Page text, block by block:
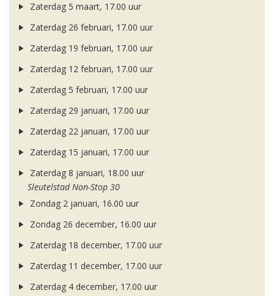
Zaterdag 5 maart, 17.00 uur
Zaterdag 26 februari, 17.00 uur
Zaterdag 19 februari, 17.00 uur
Zaterdag 12 februari, 17.00 uur
Zaterdag 5 februari, 17.00 uur
Zaterdag 29 januari, 17.00 uur
Zaterdag 22 januari, 17.00 uur
Zaterdag 15 januari, 17.00 uur
Zaterdag 8 januari, 18.00 uur
Sleutelstad Non-Stop 30
Zondag 2 januari, 16.00 uur
Zondag 26 december, 16.00 uur
Zaterdag 18 december, 17.00 uur
Zaterdag 11 december, 17.00 uur
Zaterdag 4 december, 17.00 uur